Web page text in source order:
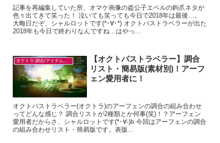
記事を再編集していた所、オマケ画像の盗公子エベルの鉤爪ネタが
色々出てきて笑った！ 泣いても笑っても今日で2018年は最後…。
大晦日だぞ、シャルロットです(*･∀･*) オクトパストラベラーが出た
2018年も今日で終わりなんですね…はやっ...
【オクトパストラベラー】調合
リスト・簡易版(素材別)！アーフ
ェン愛用者に！
オクトパストラベラー(オクトラ)のアーフェンの調合の組み合わせ
ってどんな感じ？ 調合リストが2種類とか何事(笑)！？アーフェン
愛用者だからさ、シャルロットです(*･∀-)b 今回はアーフェンの調合
の組み合わせリスト・簡易版です。表版...